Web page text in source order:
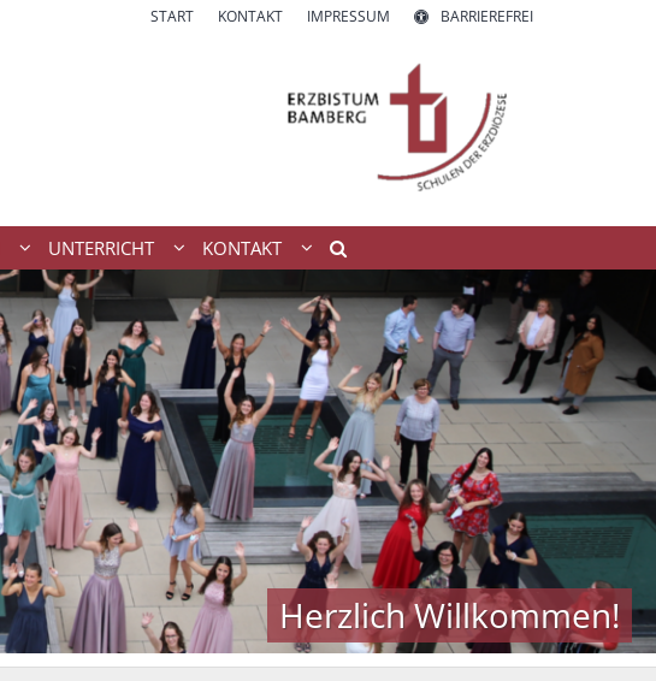
START KONTAKT IMPRESSUM BARRIEREFREI
UNTERRICHT KONTAKT
Herzlich Willkommen!